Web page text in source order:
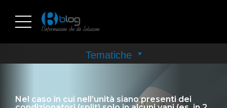
Nel caso in cui nell’unità siano presenti dei